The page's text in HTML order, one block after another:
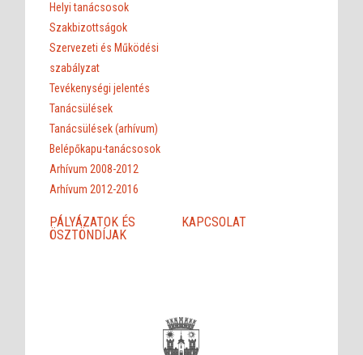
Helyi tanácsosok
Szakbizottságok
Szervezeti és Működési
szabályzat
Tevékenységi jelentés
Tanácsülések
Tanácsülések (arhívum)
Belépőkapu-tanácsosok
Arhívum 2008-2012
Arhívum 2012-2016
PÁLYÁZATOK ÉS
ÖSZTÖNDÍJAK
KAPCSOLAT